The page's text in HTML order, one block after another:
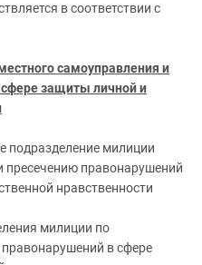
в соответствии с
самоуправления и
защиты личной и
подразделение милиции
пресечению правонарушений
нравственности
милиции по
в сфере